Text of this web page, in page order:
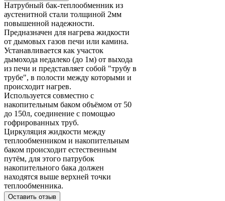
Натрубный бак-теплообменник из
аустенитной стали толщиной 2мм
повышенной надежности.
Предназначен для нагрева жидкости
от дымовых газов печи или камина.
Устанавливается как участок
дымохода недалеко (до 1м) от выхода
из печи и представляет собой "трубу в
трубе", в полости между которыми и
происходит нагрев.
Используется совместно с
накопительным баком объёмом от 50
до 150л, соединение с помощью
гофрированных труб.
Циркуляция жидкости между
теплообменником и накопительным
баком происходит естественным
путём, для этого патрубок
накопительного бака должен
находятся выше верхней точки
теплообменника.
Оставить отзыв